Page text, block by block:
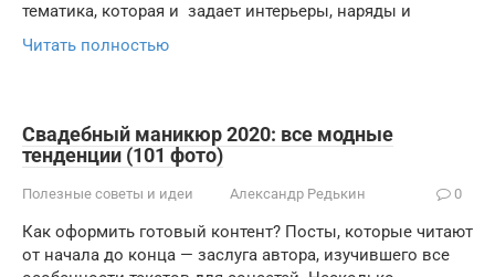
тематика, которая и задает интерьеры, наряды и
Читать полностью
Свадебный маникюр 2020: все модные
тенденции (101 фото)
Полезные советы и идеи Александр Редькин 0
Как оформить готовый контент? Посты, которые читают
от начала до конца — заслуга автора, изучившего все